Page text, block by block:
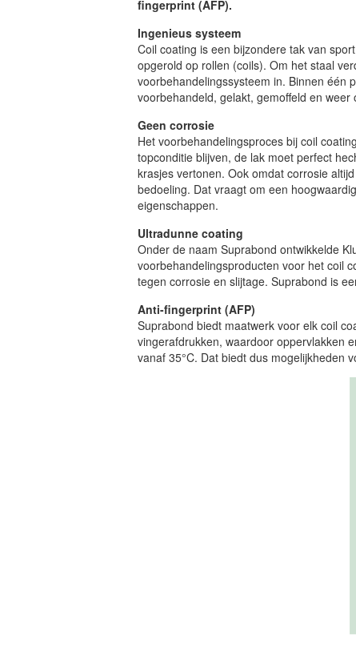
fingerprint (AFP).
Ingenieus systeem
Coil coating is een bijzondere tak van
opgerold op rollen (coils). Om het staal
voorbehandelingssysteem in. Binnen één
voorbehandeld, gelakt, gemoffeld en
Geen corrosie
Het voorbehandelingsproces bij coil
topconditie blijven, de lak moet perfect
krasjes vertonen. Ook omdat corrosie
bedoeling. Dat vraagt om een
eigenschappen.
Ultradunne coating
Onder de naam Suprabond ontwikkelde
voorbehandelingsproducten voor het coil
tegen corrosie en slijtage. Suprabond is
Anti-fingerprint (AFP)
Suprabond biedt maatwerk voor elk coil
vingerafdrukken, waardoor oppervlakken
vanaf 35°C. Dat biedt dus mogelijkheden